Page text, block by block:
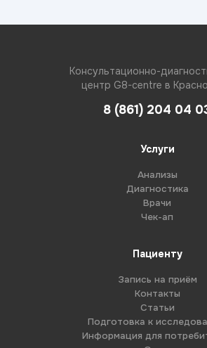
Консультационно-
центр G8-centre в
8 (861) 204 04
Услуги
Анализы
Диагностика
Врачи
Чек-ап
Пациенту
Запись на приём
Контакты
Статьи
Подготовка к
Информация для